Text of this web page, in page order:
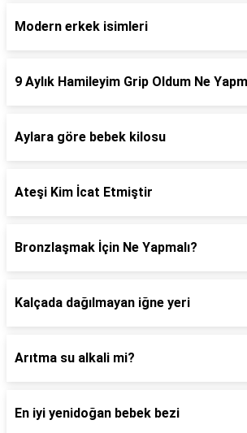
Modern erkek isimleri
9 Aylık Hamileyim Grip Oldum Ne
Aylara göre bebek kilosu
Ateşi Kim İcat Etmiştir
Bronzlaşmak İçin Ne Yapmalı?
Kalçada dağılmayan iğne yeri
Arıtma su alkali mi?
En iyi yenidoğan bebek bezi